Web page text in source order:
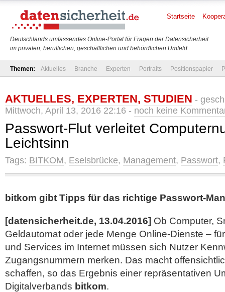
Deutschlands umfassendes Online-Portal für Fragen der Datensicherheit
im privaten, beruflichen, geschäftlichen und behördlichen Umfeld
Startseite
Themen: Aktuelles Branche Experten Portraits Positionspapier
AKTUELLES, EXPERTEN, STUDIEN -
Mittwoch, April 13, 2016 22:16 - noch keine
Passwort-Flut verleitet
Leichtsinn
Tags: BITKOM, Eselsbrücke, Management, Passwort,
bitkom gibt Tipps für das richtige Passwort-
[datensicherheit.de, 13.04.2016] Ob Computer,
Geldautomat oder jede Menge Online-Dienste –
und Services im Internet müssen sich Nutzer
Zugangsnummern merken. Das macht
schaffen, so das Ergebnis einer repräsentativen
Digitalverbands bitkom.